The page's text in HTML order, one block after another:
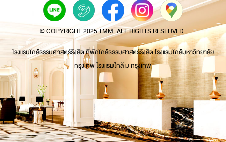
© COPYRIGHT 2025 TMM. ALL RIGHTS RESERVED.
โรงแรมใกล้ธรรมศาสตร์รังสิต ที่พักใกล้ธรรมศาสตร์รังสิต โรงแรมใกล้มหาวิทยาลัย
กรุงเทพ โรงแรมใกล้ ม กรุงเทพ